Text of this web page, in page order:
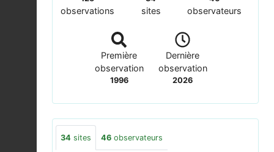
observations sites observateurs
Première
observation
1996
Dernière
observation
2026
34 sites 46 observateurs